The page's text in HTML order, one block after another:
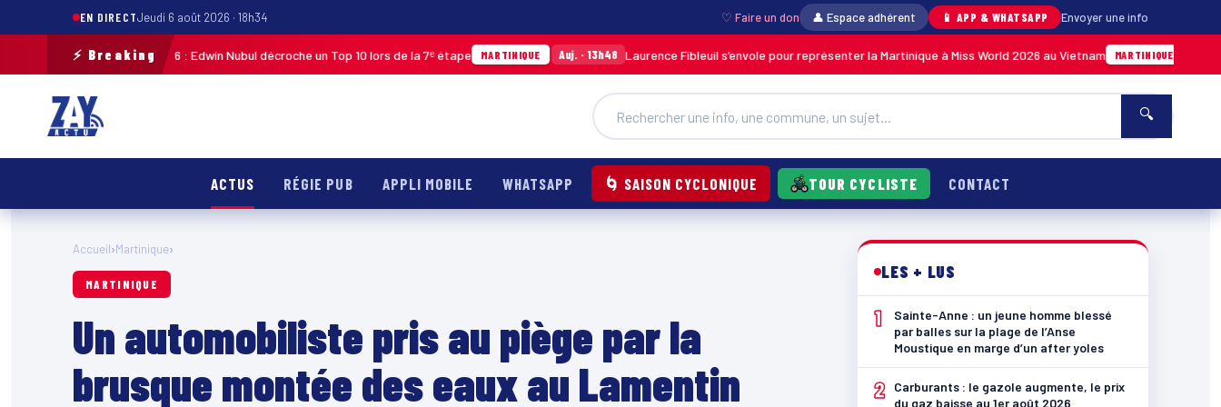
EN DIRECTJeudi 6 août 2026 · 18h34 ♡ Faire un don 👤 Espace adhérent 📱 APP & WHATSAPP Envoyer une info
⚡ Breaking
Guadeloupe 2026 : Edwin Nubul décroche un Top 10 lors de la 7ᵉ étape MARTINIQUE Auj. · 13h48 Laurence Fibleuil s’envole pour représenter la Martinique à Miss World 2026 au Vietnam MARTINIQUE Hier · 14h14
🔍
ACTUS RÉGIE PUB APPLI MOBILE WHATSAPP 🌀 SAISON CYCLONIQUE TOUR CYCLISTE CONTACT
Accueil›Martinique›
MARTINIQUE
Un automobiliste pris au piège par la
brusque montée des eaux au Lamentin
LES + LUS
1
Sainte-Anne : un jeune homme blessé
par balles sur la plage de l’Anse
Moustique en marge d’un after yoles
2
Carburants : le gazole augmente, le prix
du gaz baisse au 1er août 2026